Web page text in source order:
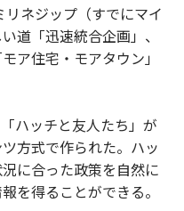
ネジップ（すでにマイ
道「迅速統合企画」、
ア住宅・モアタウン」
ハッチと友人たち」が
方式で作られた。ハッ
に合った政策を自然に
を得ることができる。